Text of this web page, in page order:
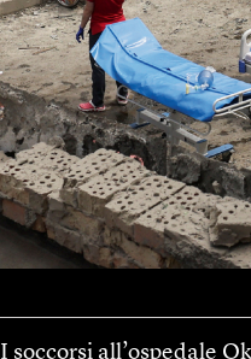
I soccorsi all’ospedale